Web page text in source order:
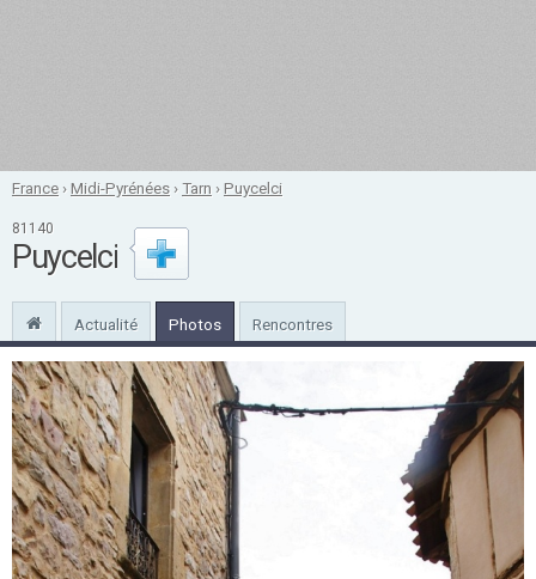
France ›Midi-Pyrénées ›Tarn ›Puycelci
81140
Puycelci
Actualité Photos Rencontres